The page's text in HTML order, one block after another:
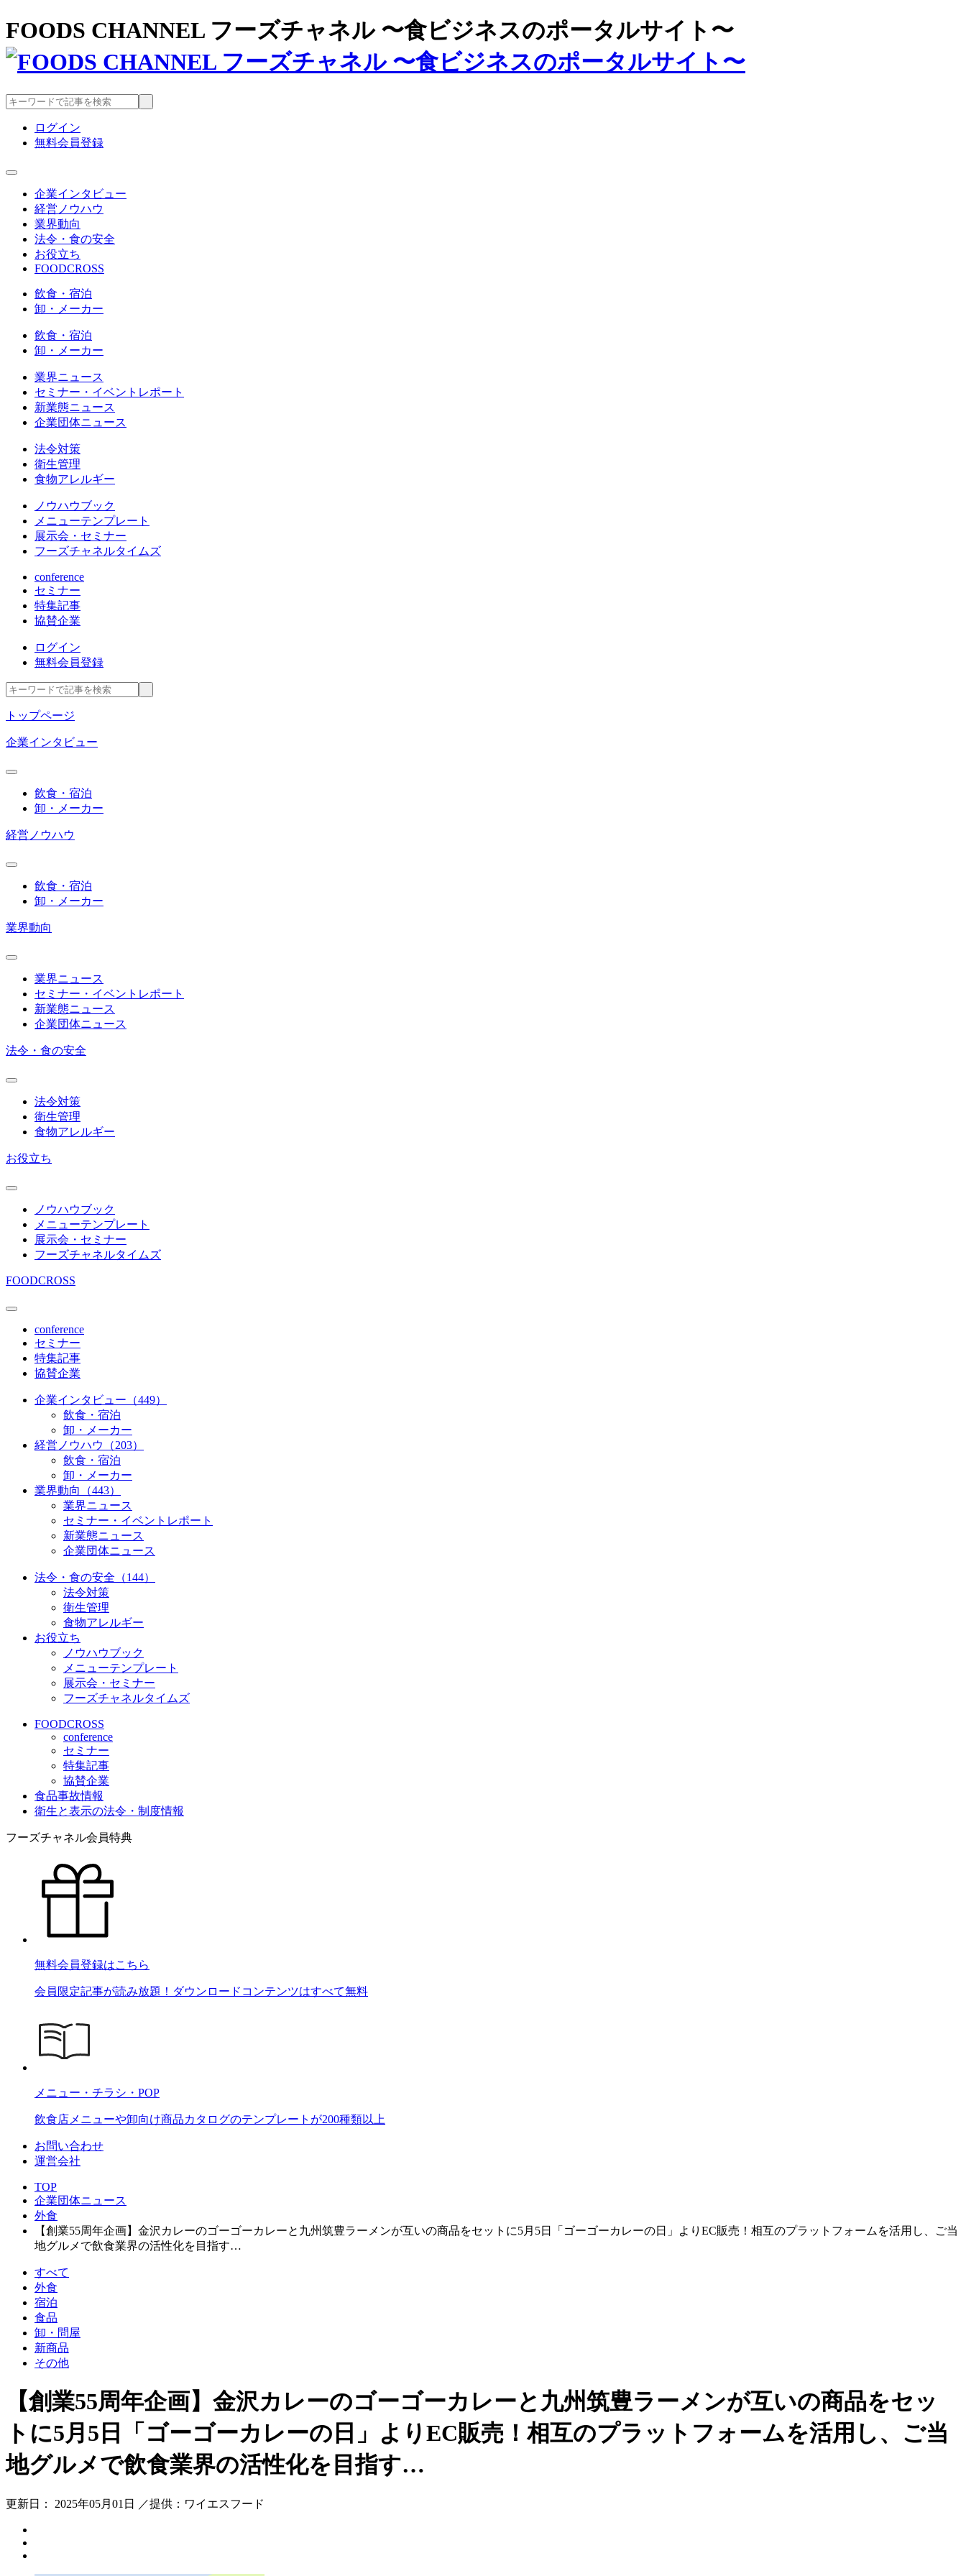
FOODS CHANNEL フーズチャネル 〜食ビジネスのポータルサイト〜
ログイン
無料会員登録
企業インタビュー
経営ノウハウ
業界動向
法令・食の安全
お役立ち
FOODCROSS
飲食・宿泊
卸・メーカー
飲食・宿泊
卸・メーカー
業界ニュース
セミナー・イベントレポート
新業態ニュース
企業団体ニュース
法令対策
衛生管理
食物アレルギー
ノウハウブック
メニューテンプレート
展示会・セミナー
フーズチャネルタイムズ
conference
セミナー
特集記事
協賛企業
ログイン
無料会員登録
トップページ
企業インタビュー
飲食・宿泊
卸・メーカー
経営ノウハウ
飲食・宿泊
卸・メーカー
業界動向
業界ニュース
セミナー・イベントレポート
新業態ニュース
企業団体ニュース
法令・食の安全
法令対策
衛生管理
食物アレルギー
お役立ち
ノウハウブック
メニューテンプレート
展示会・セミナー
フーズチャネルタイムズ
FOODCROSS
conference
セミナー
特集記事
協賛企業
企業インタビュー（449）
飲食・宿泊
卸・メーカー
経営ノウハウ（203）
飲食・宿泊
卸・メーカー
業界動向（443）
業界ニュース
セミナー・イベントレポート
新業態ニュース
企業団体ニュース
法令・食の安全（144）
法令対策
衛生管理
食物アレルギー
お役立ち
ノウハウブック
メニューテンプレート
展示会・セミナー
フーズチャネルタイムズ
FOODCROSS
conference
セミナー
特集記事
協賛企業
食品事故情報
衛生と表示の法令・制度情報
フーズチャネル会員特典
無料会員登録はこちら
会員限定記事が読み放題！ダウンロードコンテンツはすべて無料
メニュー・チラシ・POP
飲食店メニューや卸向け商品カタログのテンプレートが200種類以上
お問い合わせ
運営会社
TOP
企業団体ニュース
外食
【創業55周年企画】金沢カレーのゴーゴーカレーと九州筑豊ラーメンが互いの商品をセットに5月5日「ゴーゴーカレーの日」よりEC販売！相互のプラットフォームを活用し、ご当
地グルメで飲食業界の活性化を目指す…
すべて
外食
宿泊
食品
卸・問屋
新商品
その他
【創業55周年企画】金沢カレーのゴーゴーカレーと九州筑豊ラーメンが互いの商品をセッ
トに5月5日「ゴーゴーカレーの日」よりEC販売！相互のプラットフォームを活用し、ご当
地グルメで飲食業界の活性化を目指す…
更新日： 2025年05月01日 ／提供：ワイエスフード